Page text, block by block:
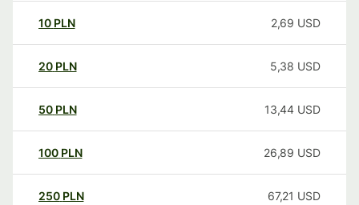
10 PLN 2,69 USD
20 PLN 5,38 USD
50 PLN 13,44 USD
100 PLN 26,89 USD
250 PLN 67,21 USD